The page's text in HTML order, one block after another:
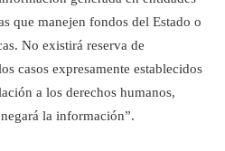
que manejen fondos del Estado o
No existirá reserva de
casos expresamente establecidos
a los derechos humanos,
la información”.